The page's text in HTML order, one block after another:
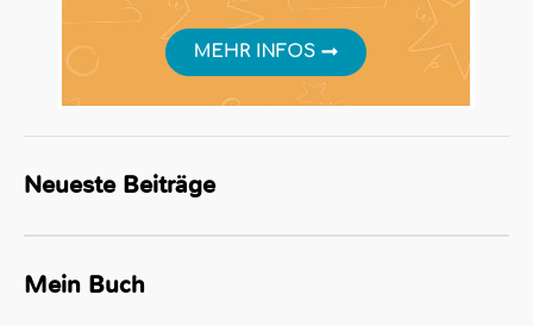
Neueste Beiträge
Mein Buch